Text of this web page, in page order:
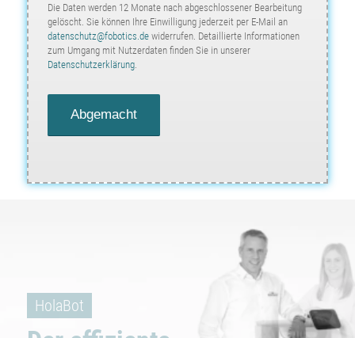
Die Daten werden 12 Monate nach abgeschlossener Bearbeitung
gelöscht. Sie können Ihre Einwilligung jederzeit per E-Mail an
datenschutz@fobotics.dewiderrufen. Detaillierte Informationen
zum Umgang mit Nutzerdaten finden Sie in unserer
Datenschutzerklärung.
PuduBot 2S